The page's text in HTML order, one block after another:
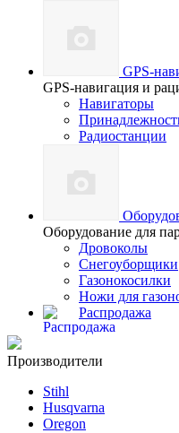
GPS-
GPS-навигация и
Навигаторы
Радиостанции
Оборудование для
Дровоколы
Снегоуборщики
Газонокосилки
Ножи для
Распродажа
Производители
Stihl
Husqvarna
Oregon